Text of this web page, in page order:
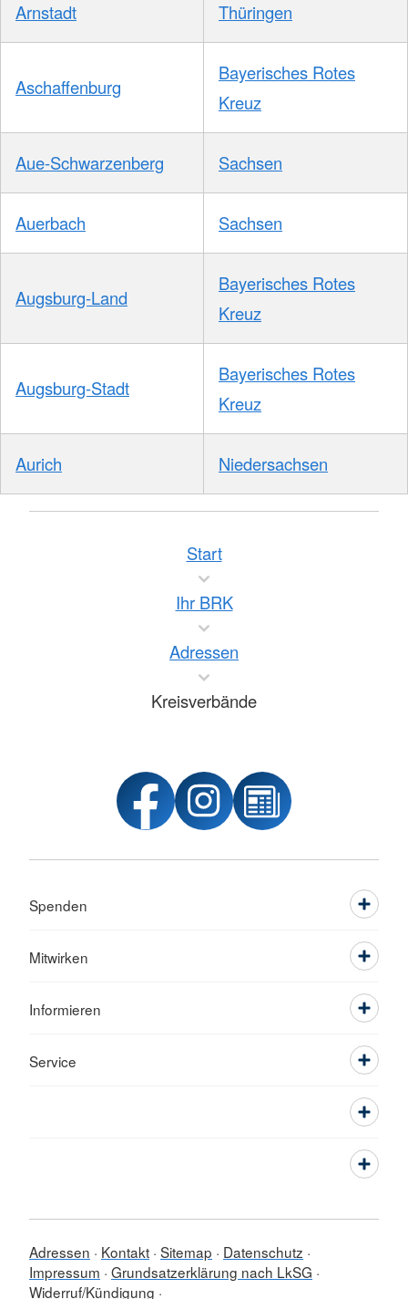
Arnstadt Thüringen
Aschaffenburg
Bayerisches Rotes
Kreuz
Aue-Schwarzenberg Sachsen
Auerbach Sachsen
Augsburg-Land
Bayerisches Rotes
Kreuz
Augsburg-Stadt
Bayerisches Rotes
Kreuz
Aurich Niedersachsen
Start
Ihr BRK
Adressen
Kreisverbände
Spenden
Mitwirken
Informieren
Service
Adressen Kontakt Sitemap
Datenschutz
Impressum Grundsatzerklärung nach LkSG
Widerruf/Kündigung